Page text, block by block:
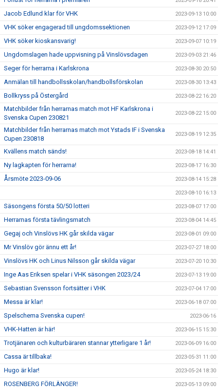
Jacob Edlund klar för VHK 2023-09-13 10:00
VHK söker engagerad till ungdomssektionen 2023-09-12 17:09
VHK söker kioskansvarig! 2023-09-07 10:19
Ungdomslagen hade uppvisning på Vinslövsdagen 2023-09-03 21:46
Seger för herrarna i Karlskrona 2023-08-30 20:50
Anmälan till handbollsskolan/handbollsförskolan 2023-08-30 13:43
Bollkryss på Östergård 2023-08-22 16:20
Matchbilder från herrarnas match mot HF Karlskrona i
Svenska Cupen 230821
2023-08-22 15:00
Matchbilder från herrarnas match mot Ystads IF i Svenska
Cupen 230818
2023-08-19 12:35
Kvällens match sänds! 2023-08-18 14:41
Ny lagkapten för herrarna! 2023-08-17 16:30
Årsmöte 2023-09-06 2023-08-14 15:28
2023-08-10 16:13
Säsongens första 50/50 lotteri 2023-08-07 17:00
Herrarnas första tävlingsmatch 2023-08-04 14:45
Gegaj och Vinslövs HK går skilda vägar 2023-08-01 09:00
Mr Vinslöv gör ännu ett år! 2023-07-27 18:00
Vinslövs HK och Linus Nilsson går skilda vägar 2023-07-20 10:30
Inge Aas Eriksen spelar i VHK säsongen 2023/24 2023-07-13 19:00
Sebastian Svensson fortsätter i VHK 2023-07-04 17:00
Messa är klar! 2023-06-18 07:00
Spelschema Svenska cupen! 2023-06-16
VHK-Hatten är här! 2023-06-15 15:30
Trotjänaren och kulturbäraren stannar ytterligare 1 år! 2023-06-09 16:00
Cassa är tillbaka! 2023-05-31 11:00
Hugo är klar! 2023-05-24 18:30
ROSENBERG FÖRLÄNGER! 2023-05-13 09:00